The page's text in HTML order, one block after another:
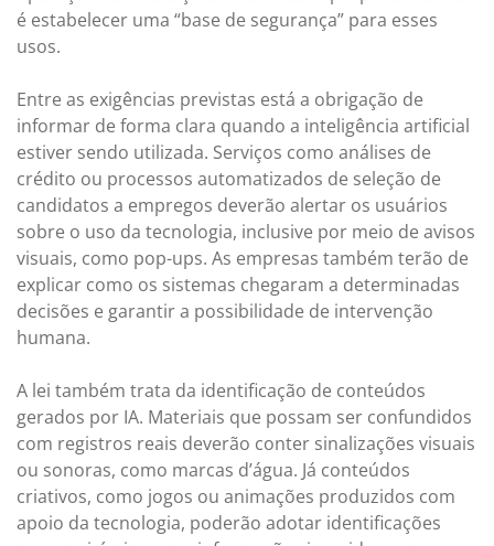
é estabelecer uma “base de segurança” para esses
usos.
Entre as exigências previstas está a obrigação de
informar de forma clara quando a inteligência artificial
estiver sendo utilizada. Serviços como análises de
crédito ou processos automatizados de seleção de
candidatos a empregos deverão alertar os usuários
sobre o uso da tecnologia, inclusive por meio de avisos
visuais, como pop-ups. As empresas também terão de
explicar como os sistemas chegaram a determinadas
decisões e garantir a possibilidade de intervenção
humana.
A lei também trata da identificação de conteúdos
gerados por IA. Materiais que possam ser confundidos
com registros reais deverão conter sinalizações visuais
ou sonoras, como marcas d’água. Já conteúdos
criativos, como jogos ou animações produzidos com
apoio da tecnologia, poderão adotar identificações